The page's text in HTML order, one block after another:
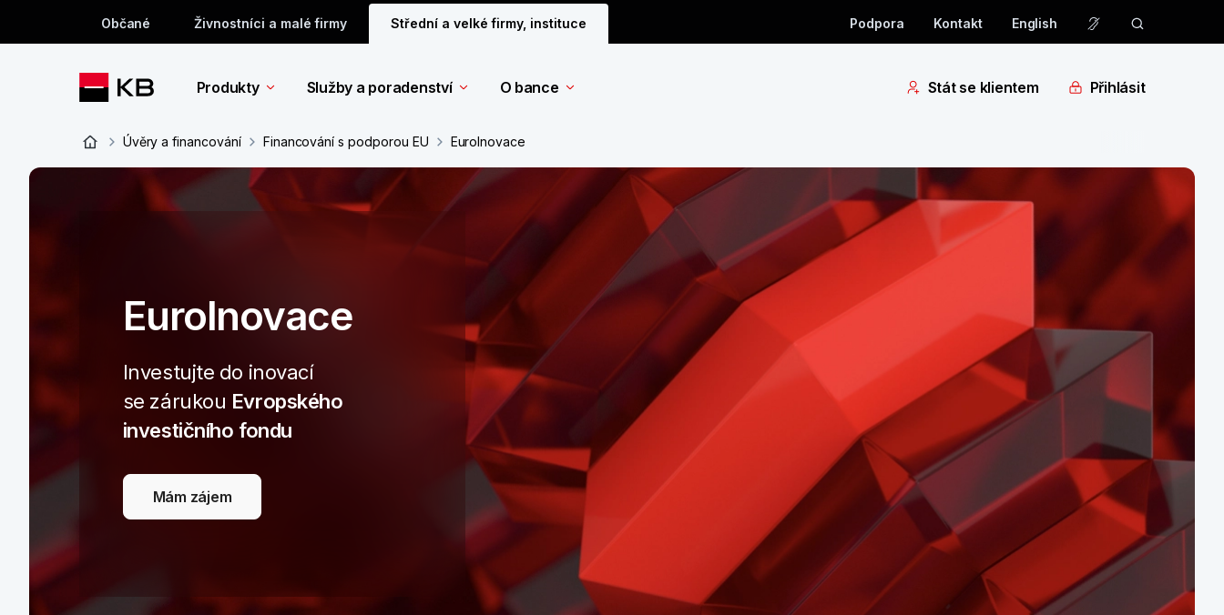
Občané Živnostníci a malé firmy Střední a velké firmy, instituce Podpora Kontakt English
Produkty Služby a poradenství O bance Stát se klientem Přihlásit
Úvěry a financování Financování s podporou EU EuroInovace
EuroInovace
Investujte do inovací
se zárukou Evropského
investičního fondu
Mám zájem